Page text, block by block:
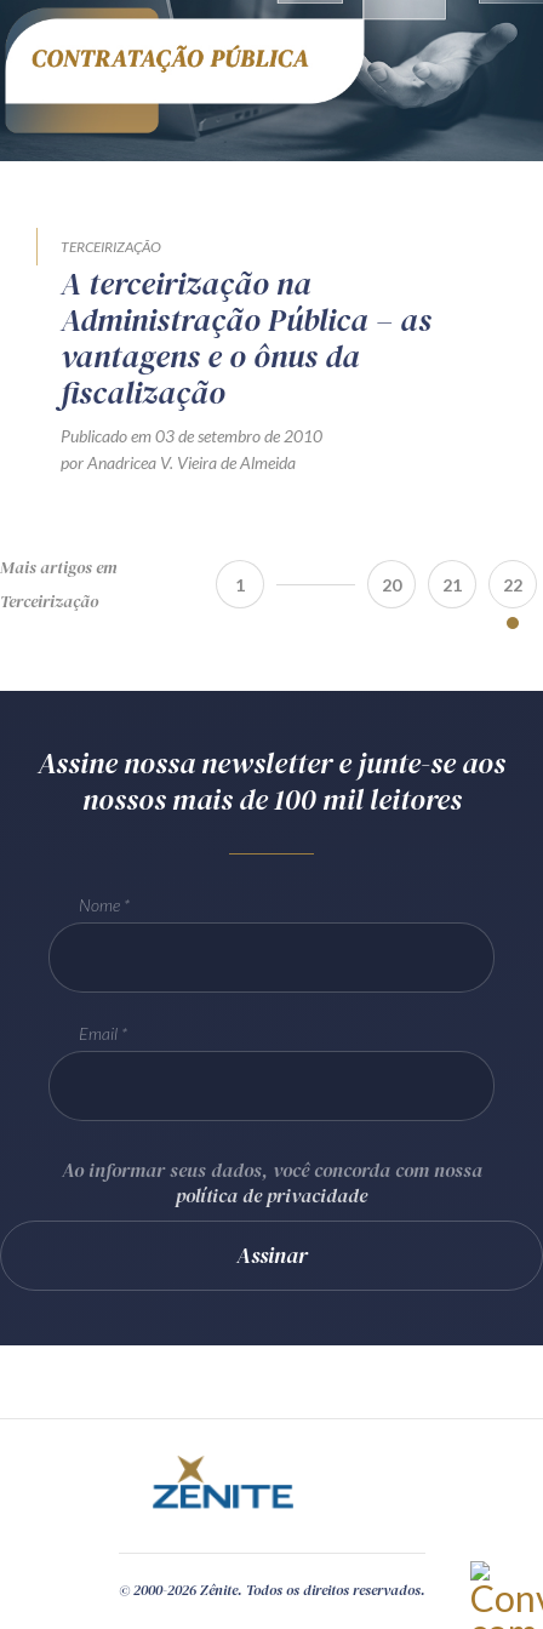
Av. Sete de Setembro, 4698
Batel Curitiba/PR CEP80240-000
Whatsapp (41) 98881-6616
TERCEIRIZAÇÃO
A terceirização na
Administração Pública – as
vantagens e o ônus da
fiscalização
Publicado em 03 de setembro de 2010
por Anadricea V. Vieira de Almeida
Mais artigos em
Terceirização
1 20 21 22
Assine nossa newsletter e junte-se aos
nossos mais de 100 mil leitores
Nome
Email
Ao informar seus dados, você concorda com nossa
política de privacidade
© 2000-2026 Zênite. Todos os direitos reservados.